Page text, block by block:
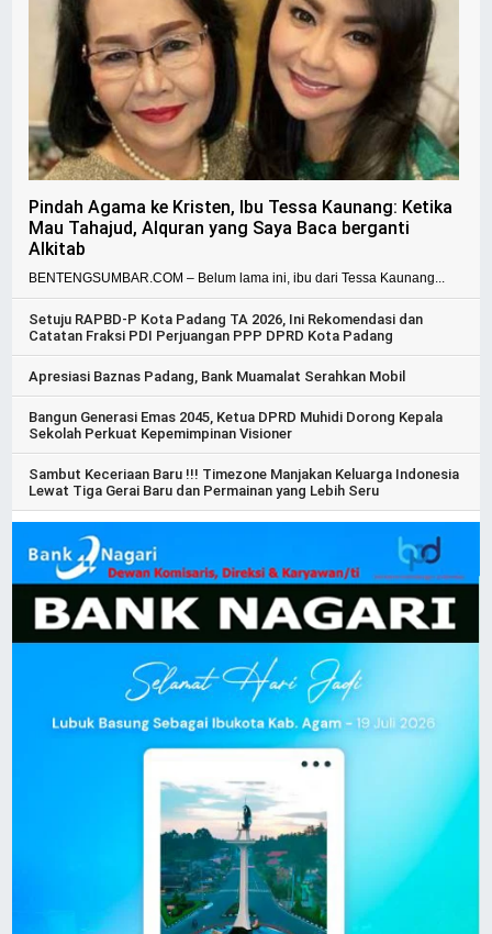
Pindah Agama ke Kristen, Ibu Tessa Kaunang: Ketika
Mau Tahajud, Alquran yang Saya Baca berganti
Alkitab
BENTENGSUMBAR.COM – Belum lama ini, ibu dari Tessa Kaunang...
Setuju RAPBD-P Kota Padang TA 2026, Ini Rekomendasi dan
Catatan Fraksi PDI Perjuangan PPP DPRD Kota Padang
Apresiasi Baznas Padang, Bank Muamalat Serahkan Mobil
Bangun Generasi Emas 2045, Ketua DPRD Muhidi Dorong Kepala
Sekolah Perkuat Kepemimpinan Visioner
Sambut Keceriaan Baru !!! Timezone Manjakan Keluarga Indonesia
Lewat Tiga Gerai Baru dan Permainan yang Lebih Seru